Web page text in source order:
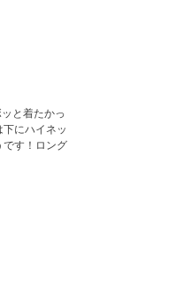
と着たかっ
にハイネッ
です！ロング